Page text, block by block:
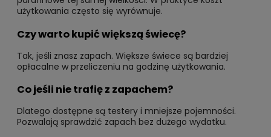
użytkowania często się wyrównuje.
Czy warto kupić większą świecę?
Tak, jeśli znasz zapach. Większe świece są bardziej
opłacalne w przeliczeniu na godzinę użytkowania.
Co jeśli nie trafię z zapachem?
Dlatego dostępne są testery i mniejsze pojemności.
Pozwalają sprawdzić zapach bez dużego wydatku.